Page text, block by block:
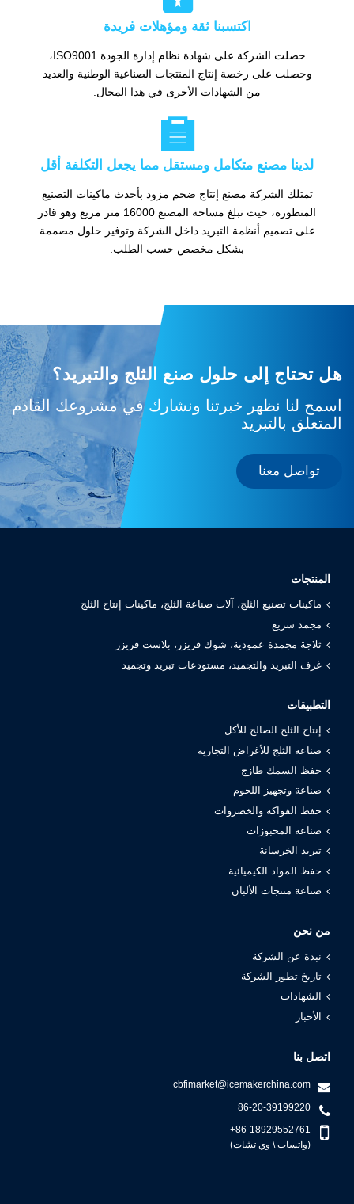
اكتسبنا ثقة ومؤهلات فريدة
حصلت الشركة على شهادة نظام إدارة الجودة ISO9001،
وحصلت على رخصة إنتاج المنتجات الصناعية الوطنية والعديد
من الشهادات الأخرى في هذا المجال.

لدينا مصنع متكامل ومستقل مما يجعل التكلفة أقل
تمتلك الشركة مصنع إنتاج ضخم مزود بأحدث ماكينات التصنيع
المتطورة، حيث تبلغ مساحة المصنع 16000 متر مربع وهو قادر
على تصميم أنظمة التبريد داخل الشركة وتوفير حلول مصممة
بشكل مخصص حسب الطلب.
هل تحتاج إلى حلول صنع الثلج والتبريد؟
اسمح لنا نظهر خبرتنا ونشارك في مشروعك القادم
المتعلق بالتبريد
تواصل معنا
المنتجات
ماكينات تصنيع الثلج، آلات صناعة الثلج، ماكينات إنتاج الثلج
مجمد سريع
ثلاجة مجمدة عمودية، شوك فريزر، بلاست فريزر
غرف التبريد والتجميد، مستودعات تبريد وتجميد
التطبيقات
إنتاج الثلج الصالح للأكل
صناعة الثلج للأغراض التجارية
حفظ السمك طازج
صناعة وتجهيز اللحوم
حفظ الفواكه والخضروات
صناعة المخبوزات
تبريد الخرسانة
حفظ المواد الكيميائية
صناعة منتجات الألبان
من نحن
نبذة عن الشركة
تاريخ تطور الشركة
الشهادات
الأخبار
اتصل بنا
cbfimarket@icemakerchina.com
+86-20-39199220
+86-18929552761
(واتساب \ وي تشات)